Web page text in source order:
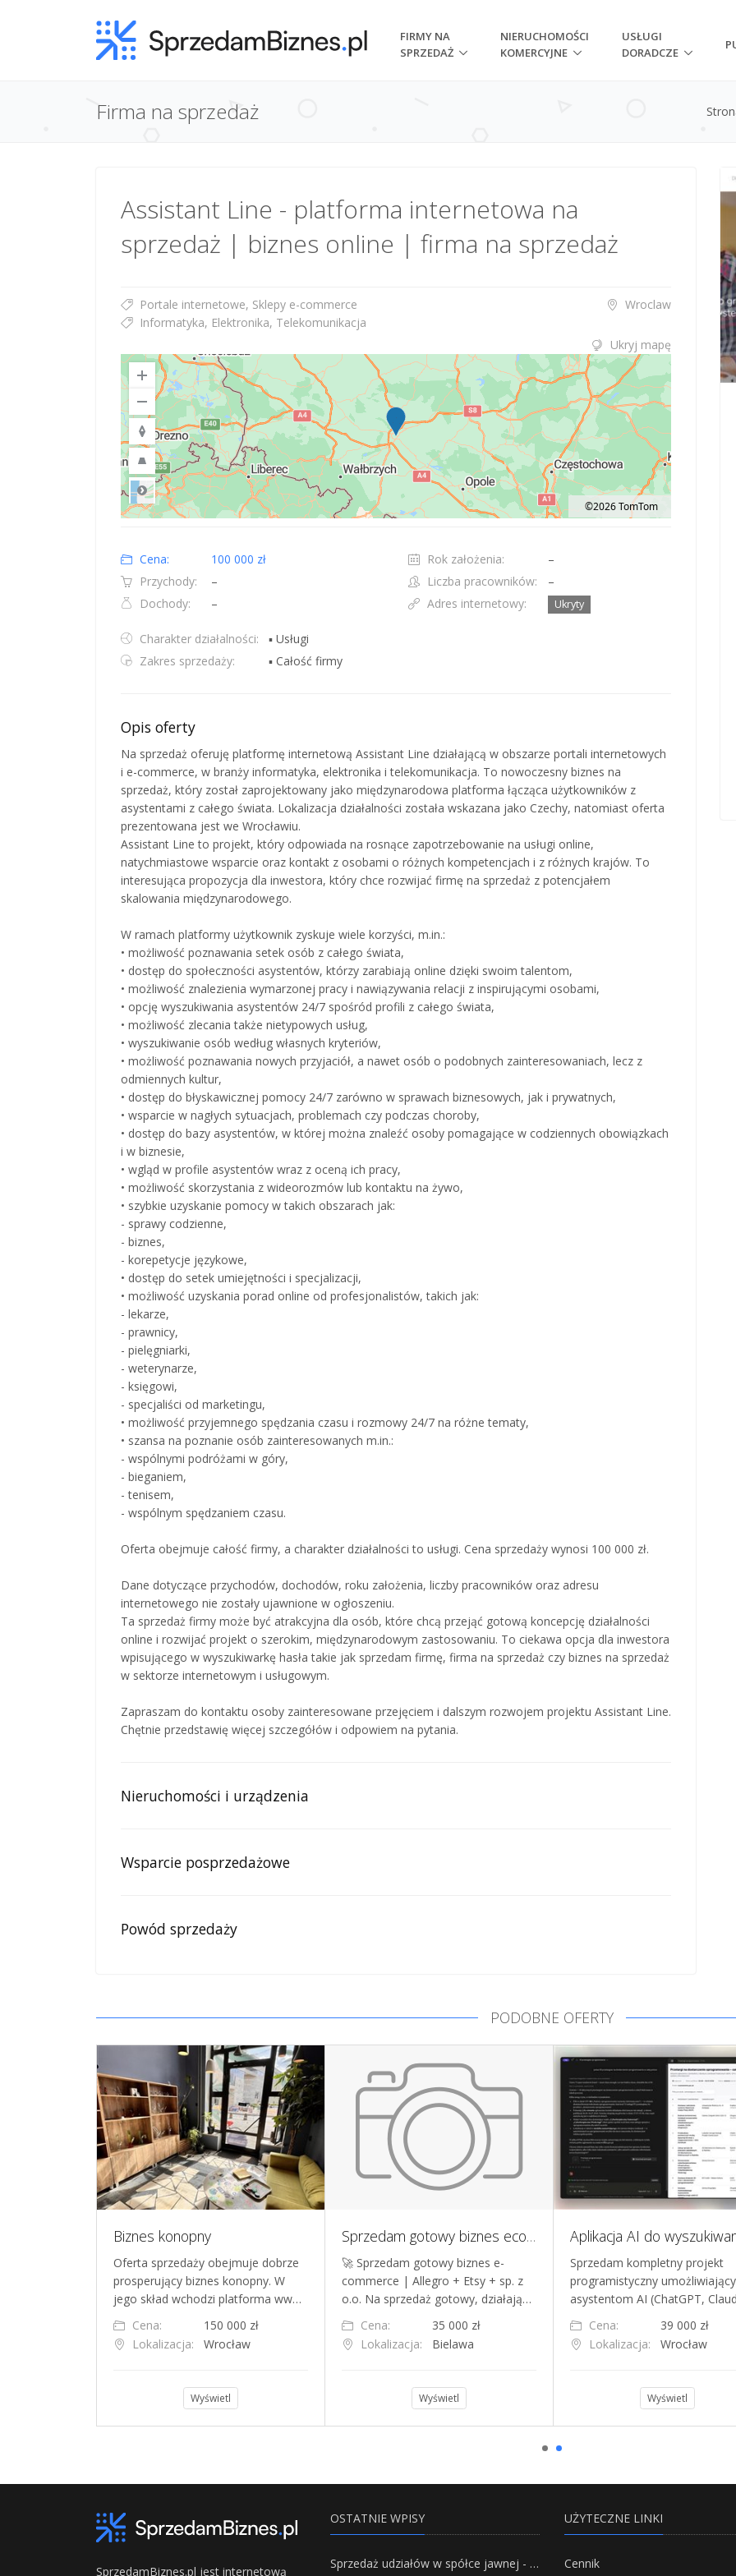
FIRMY NA
SPRZEDAŻ
NIERUCHOMOŚCI
KOMERCYJNE
USŁUGI
DORADCZE
Firma na sprzedaż
Assistant Line - platforma internetowa na
sprzedaż | biznes online | firma na sprzedaż
Portale internetowe, Sklepy e-commerce
Informatyka, Elektronika, Telekomunikacja
Wroclaw
Ukryj mapę
Map shortcuts: Zoom out: hyphen. Zoom in: plus. Pan right 100 pixels: right arrow. Pan left 100 pixels: left arrow. Pan up 100 pixels: up
Road
©2026 TomTom
Cena:
100 000 zł
Przychody:
–
Dochody:
–
Rok założenia:
–
Liczba pracowników:
–
Adres internetowy:
Ukryty
Charakter działalności:
▪ Usługi
Zakres sprzedaży:
▪ Całość firmy
Opis oferty
Na sprzedaż oferuję platformę internetową Assistant Line działającą w obszarze portali internetowych
i e-commerce, w branży informatyka, elektronika i telekomunikacja. To nowoczesny biznes na
sprzedaż, który został zaprojektowany jako międzynarodowa platforma łącząca użytkowników z
asystentami z całego świata. Lokalizacja działalności została wskazana jako Czechy, natomiast oferta
prezentowana jest we Wrocławiu.
Assistant Line to projekt, który odpowiada na rosnące zapotrzebowanie na usługi online,
natychmiastowe wsparcie oraz kontakt z osobami o różnych kompetencjach i z różnych krajów. To
interesująca propozycja dla inwestora, który chce rozwijać firmę na sprzedaż z potencjałem
skalowania międzynarodowego.
W ramach platformy użytkownik zyskuje wiele korzyści, m.in.:
• możliwość poznawania setek osób z całego świata,
• dostęp do społeczności asystentów, którzy zarabiają online dzięki swoim talentom,
• możliwość znalezienia wymarzonej pracy i nawiązywania relacji z inspirującymi osobami,
• opcję wyszukiwania asystentów 24/7 spośród profili z całego świata,
• możliwość zlecania także nietypowych usług,
• wyszukiwanie osób według własnych kryteriów,
• możliwość poznawania nowych przyjaciół, a nawet osób o podobnych zainteresowaniach, lecz z
odmiennych kultur,
• dostęp do błyskawicznej pomocy 24/7 zarówno w sprawach biznesowych, jak i prywatnych,
• wsparcie w nagłych sytuacjach, problemach czy podczas choroby,
• dostęp do bazy asystentów, w której można znaleźć osoby pomagające w codziennych obowiązkach
i w biznesie,
• wgląd w profile asystentów wraz z oceną ich pracy,
• możliwość skorzystania z wideorozmów lub kontaktu na żywo,
• szybkie uzyskanie pomocy w takich obszarach jak:
- sprawy codzienne,
- biznes,
- korepetycje językowe,
• dostęp do setek umiejętności i specjalizacji,
• możliwość uzyskania porad online od profesjonalistów, takich jak:
- lekarze,
- prawnicy,
- pielęgniarki,
- weterynarze,
- księgowi,
- specjaliści od marketingu,
• możliwość przyjemnego spędzania czasu i rozmowy 24/7 na różne tematy,
• szansa na poznanie osób zainteresowanych m.in.:
- wspólnymi podróżami w góry,
- bieganiem,
- tenisem,
- wspólnym spędzaniem czasu.
Oferta obejmuje całość firmy, a charakter działalności to usługi. Cena sprzedaży wynosi 100 000 zł.
Dane dotyczące przychodów, dochodów, roku założenia, liczby pracowników oraz adresu
internetowego nie zostały ujawnione w ogłoszeniu.
Ta sprzedaż firmy może być atrakcyjna dla osób, które chcą przejąć gotową koncepcję działalności
online i rozwijać projekt o szerokim, międzynarodowym zastosowaniu. To ciekawa opcja dla inwestora
wpisującego w wyszukiwarkę hasła takie jak sprzedam firmę, firma na sprzedaż czy biznes na sprzedaż
w sektorze internetowym i usługowym.
Zapraszam do kontaktu osoby zainteresowane przejęciem i dalszym rozwojem projektu Assistant Line.
Chętnie przedstawię więcej szczegółów i odpowiem na pytania.
Nieruchomości i urządzenia
Wsparcie posprzedażowe
Powód sprzedaży
PODOBNE OFERTY
Biznes konopny
Oferta sprzedaży obejmuje dobrze
prosperujący biznes konopny. W
jego skład wchodzi platforma ww…
Cena:
150 000 zł
Lokalizacja:
Wrocław
Wyświetl
Sprzedam gotowy biznes ecommerce Allegro Etsy sp. z o.o.
🚀 Sprzedam gotowy biznes e-
commerce | Allegro + Etsy + sp. z
o.o. Na sprzedaż gotowy, działają…
Cena:
35 000 zł
Lokalizacja:
Bielawa
Wyświetl
Sprzedam kompletny projekt
programistyczny umożliwiający
asystentom AI (ChatGPT,
Cena:
39 000 zł
Lokalizacja:
Wrocław
Wyświetl
SprzedamBiznes.pl jest internetową
OSTATNIE WPISY
Sprzedaż udziałów w spółce jawnej - Wszystko, co trzeba wiedzieć.
UŻYTECZNE LINKI
Cennik